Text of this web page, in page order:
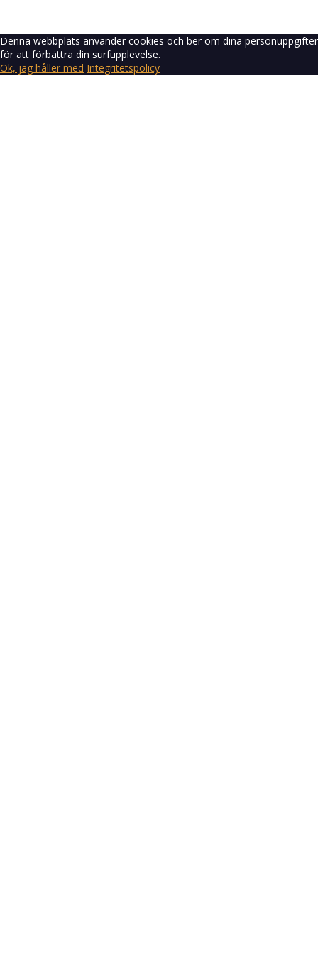
Denna webbplats använder cookies och ber om dina personuppgifter
för att förbättra din surfupplevelse.
Ok, jag håller med Integritetspolicy